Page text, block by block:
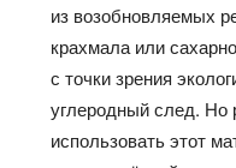
из возобновляемых
крахмала или
с точки зрения
углеродный след.
использовать этот